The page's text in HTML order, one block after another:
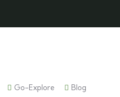
Go-Explore Blog